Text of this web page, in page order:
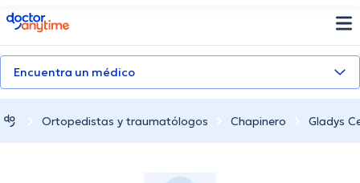
doctoranytime
Encuentra un médico
Ortopedistas y traumatólogos Chapinero Gladys